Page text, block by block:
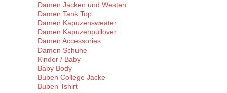
Damen Jacken und Westen
Damen Tank Top
Damen Kapuzensweater
Damen Kapuzenpullover
Damen Accessories
Damen Schuhe
Kinder / Baby
Baby Body
Buben College Jacke
Buben Tshirt